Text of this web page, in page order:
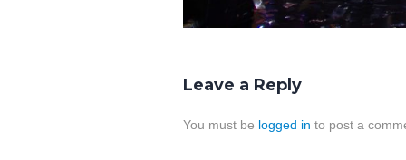
Leave a Reply
You must be logged in to post a